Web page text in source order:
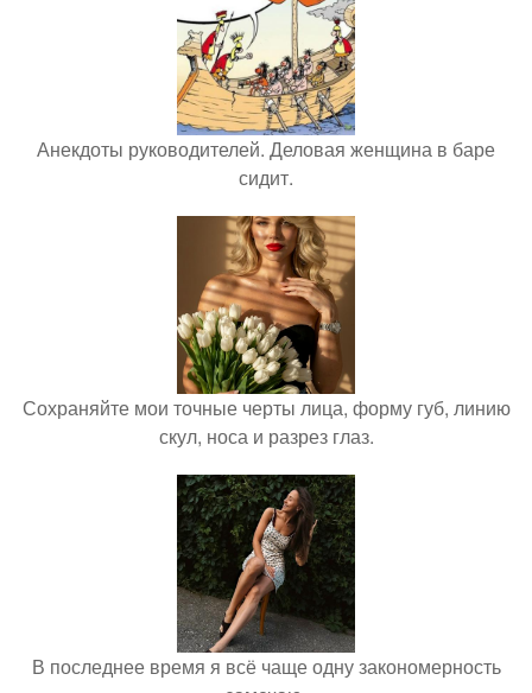
Анекдоты руководителей. Деловая женщина в баре
сидит.
Сохраняйте мои точные черты лица, форму губ, линию
скул, носа и разрез глаз.
В последнее время я всё чаще одну закономерность